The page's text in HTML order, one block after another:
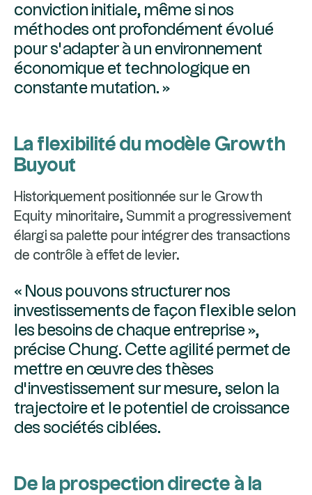
conviction initiale, même si nos
méthodes ont profondément évolué
pour s’adapter à un environnement
économique et technologique en
constante mutation. »
La flexibilité du modèle Growth
Buyout
Historiquement positionnée sur le Growth
Equity minoritaire, Summit a progressivement
élargi sa palette pour intégrer des transactions
de contrôle à effet de levier.
« Nous pouvons structurer nos
investissements de façon flexible selon
les besoins de chaque entreprise »,
précise Chung. Cette agilité permet de
mettre en œuvre des thèses
d’investissement sur mesure, selon la
trajectoire et le potentiel de croissance
des sociétés ciblées.
De la prospection directe à la